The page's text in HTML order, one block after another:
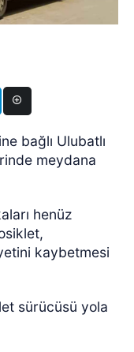
bağlı Ulubatlı
meydana
henüz
kaybetmesi
sürücüsü yola